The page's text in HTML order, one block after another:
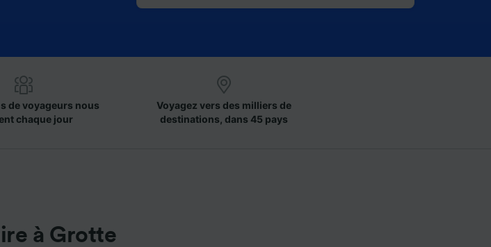
de voyageurs nous
chaque jour
Voyagez vers des milliers de
destinations, dans 45 pays
à Grotte